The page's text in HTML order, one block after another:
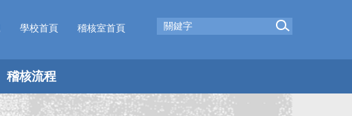
學校首頁 稽核室首頁
稽核流程